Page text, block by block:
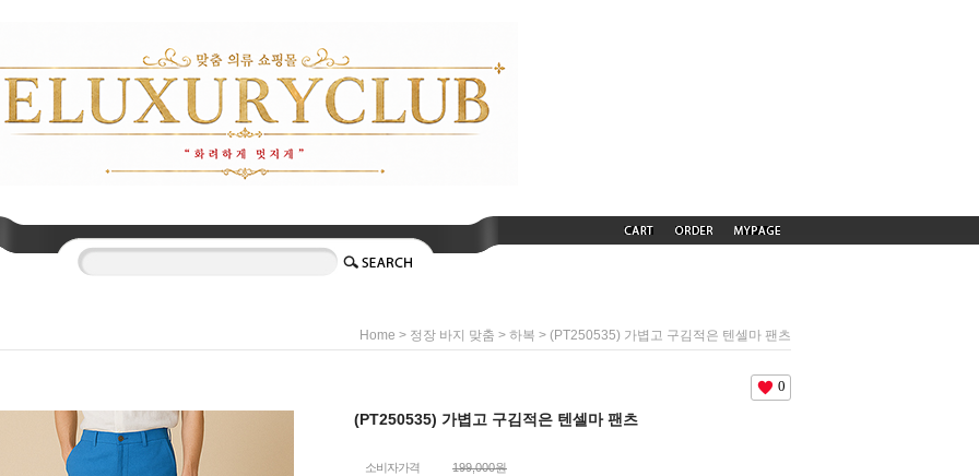
Home > 정장 바지 맞춤 > 하복 > (PT250535) 가볍고 구김적은 텐셀마 팬츠
0
(PT250535) 가볍고 구김적은 텐셀마 팬츠
소비자가격
199,000원